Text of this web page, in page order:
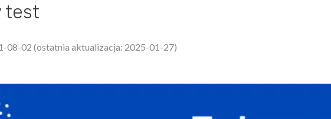
test
08-02 (ostatnia aktualizacja: 2025-01-27)